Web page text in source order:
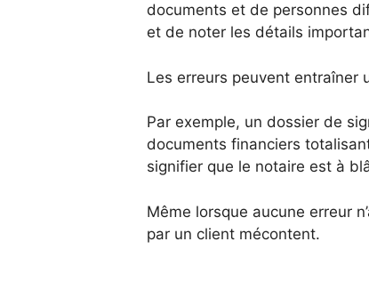
documents et de personnes
et de noter les détails
Les erreurs peuvent entraîner
Par exemple, un dossier de
documents financiers
signifier que le notaire est à
Même lorsque aucune erreur
par un client mécontent.